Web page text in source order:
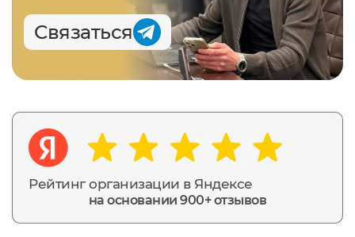
Рейтинг организации в Яндексе
на основании 900+ отзывов
Связаться